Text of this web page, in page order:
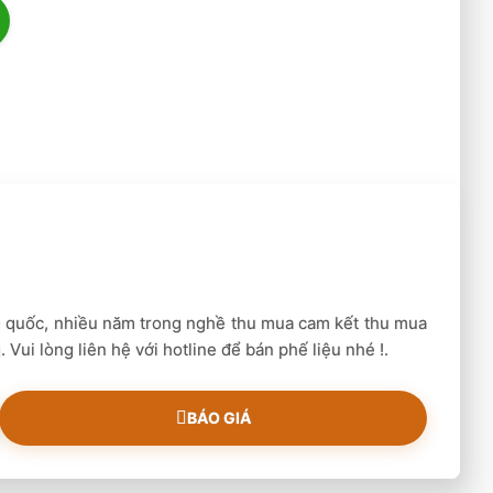
nghỉ. Do đó không ảnh hưởng đến công việc,
nhiều năm trong nghề thu mua cam kết thu mua
Vui lòng liên hệ với hotline để bán phế liệu nhé !.
BÁO GIÁ